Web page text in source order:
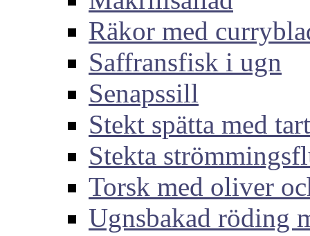
Räkor med
Saffransfisk i ugn
Senapssill
Stekt spätta med
Stekta
Torsk med oliver
Ugnsbakad röding